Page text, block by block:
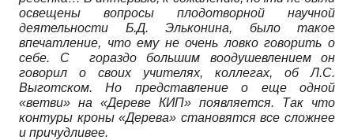
освещены вопросы плодотворной научной
деятельности Б.Д. Эльконина, было такое
впечатление, что ему не очень ловко говорить о
себе. С гораздо большим воодушевлением он
говорил о своих учителях, коллегах, об Л.С.
Выготском. Но представление о еще одной
«ветви» на «Дереве КИП» появляется. Так что
контуры кроны «Дерева» становятся все сложнее
и причудливее.